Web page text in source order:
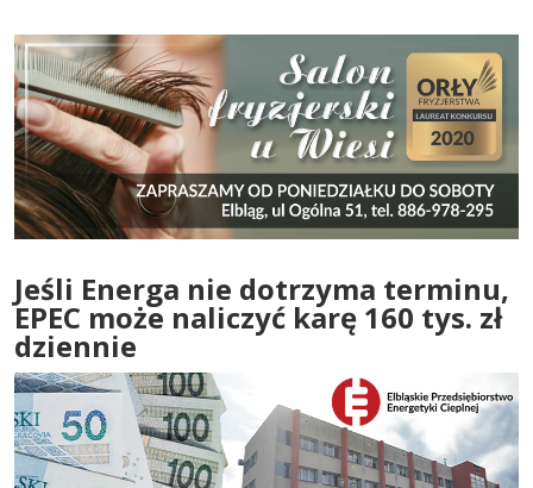
Jeśli Energa nie dotrzyma terminu,
EPEC może naliczyć karę 160 tys. zł
dziennie